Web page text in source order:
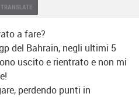
TRANSLATE
a fare?
del Bahrain, negli ultimi 5
uscito e rientrato e non mi
perdendo punti in